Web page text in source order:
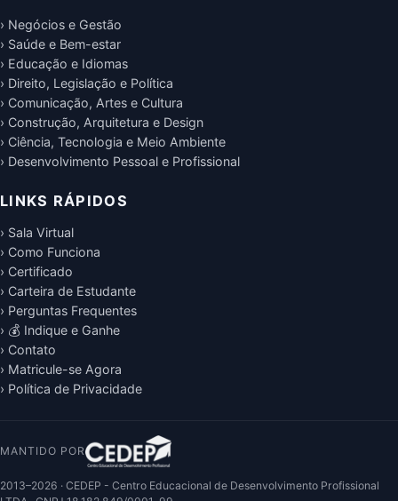
› Negócios e Gestão
› Saúde e Bem-estar
› Educação e Idiomas
› Direito, Legislação e Política
› Comunicação, Artes e Cultura
› Construção, Arquitetura e Design
› Ciência, Tecnologia e Meio Ambiente
› Desenvolvimento Pessoal e Profissional
LINKS RÁPIDOS
› Sala Virtual
› Como Funciona
› Certificado
› Carteira de Estudante
› Perguntas Frequentes
› 💰 Indique e Ganhe
› Contato
› Matricule-se Agora
› Política de Privacidade
MANTIDO POR
2013–2026 · CEDEP - Centro Educacional de Desenvolvimento Profissional